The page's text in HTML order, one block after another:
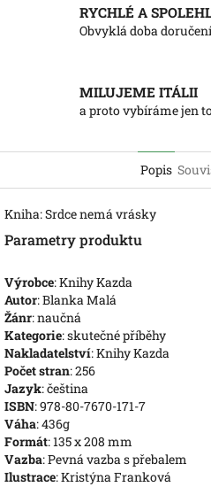
RYCHLÉ A
Obvyklá doba
MILUJEME ITÁLII
a proto vybíráme jen
Popis
Kniha: Srdce nemá vrásky
Parametry produktu
Výrobce: Knihy Kazda
Autor: Blanka Malá
Žánr: naučná
Kategorie: skutečné příběhy
Nakladatelství: Knihy Kazda
Počet stran: 256
Jazyk: čeština
ISBN: 978-80-7670-171-7
Váha: 436g
Formát: 135 x 208 mm
Vazba: Pevná vazba s přebalem
Ilustrace: Kristýna Franková